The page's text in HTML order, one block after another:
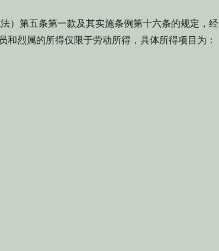
）第五条第一款及其实施条例第十六条的规定，经
烈属的所得仅限于劳动所得，具体所得项目为：